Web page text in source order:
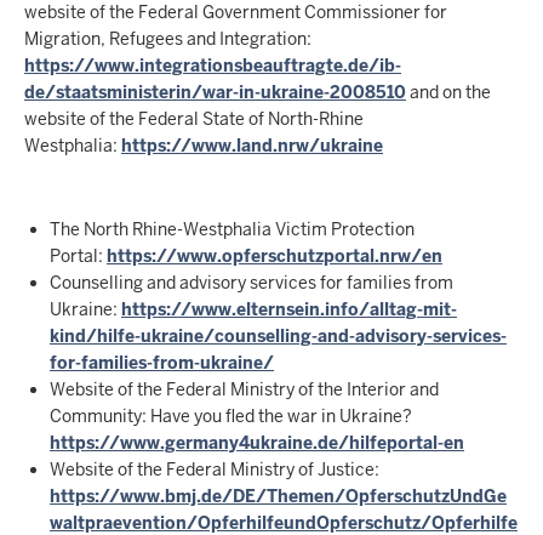
website of the Federal Government Commissioner for
Migration, Refugees and Integration:
https://www.integrationsbeauftragte.de/ib-
de/staatsministerin/war-in-ukraine-2008510and on the
website of the Federal State of North-Rhine
Westphalia: https://www.land.nrw/ukraine
The North Rhine-Westphalia Victim Protection
Portal: https://www.opferschutzportal.nrw/en
Counselling and advisory services for families from
Ukraine: https://www.elternsein.info/alltag-mit-
kind/hilfe-ukraine/counselling-and-advisory-services-
for-families-from-ukraine/
Website of the Federal Ministry of the Interior and
Community: Have you fled the war in Ukraine?
https://www.germany4ukraine.de/hilfeportal-en
Website of the Federal Ministry of Justice:
https://www.bmj.de/DE/Themen/OpferschutzUndGe
waltpraevention/OpferhilfeundOpferschutz/Opferhilfe